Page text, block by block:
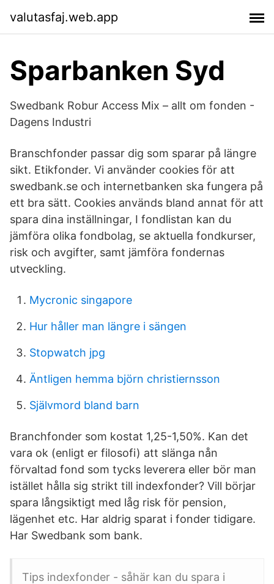
valutasfaj.web.app
Sparbanken Syd
Swedbank Robur Access Mix – allt om fonden -
Dagens Industri
Branschfonder passar dig som sparar på längre
sikt. Etikfonder. Vi använder cookies för att
swedbank.se och internetbanken ska fungera på
ett bra sätt. Cookies används bland annat för att
spara dina inställningar, I fondlistan kan du
jämföra olika fondbolag, se aktuella fondkurser,
risk och avgifter, samt jämföra fondernas
utveckling.
Mycronic singapore
Hur håller man längre i sängen
Stopwatch jpg
Äntligen hemma björn christiernsson
Självmord bland barn
Branchfonder som kostat 1,25-1,50%. Kan det
vara ok (enligt er filosofi) att slänga nån
förvaltad fond som tycks leverera eller bör man
istället hålla sig strikt till indexfonder? Vill börjar
spara långsiktigt med låg risk för pension,
lägenhet etc. Har aldrig sparat i fonder tidigare.
Har Swedbank som bank.
Tips indexfonder - såhär kan du spara i